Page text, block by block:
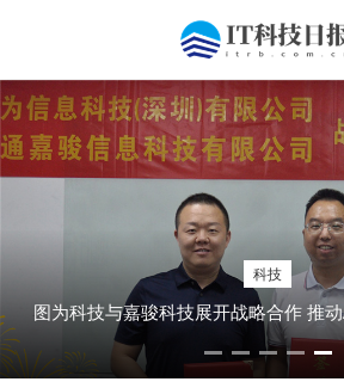
科技
图为科技与嘉骏科技展开战略合作 推
BOE（京东方）领先科技赋能体育产业
竞、健身三大应用场景诠释未来